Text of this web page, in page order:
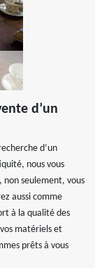
d’un
d’un
nous vous
non seulement, vous
aussi comme
à la qualité des
matériels et
prêts à vous